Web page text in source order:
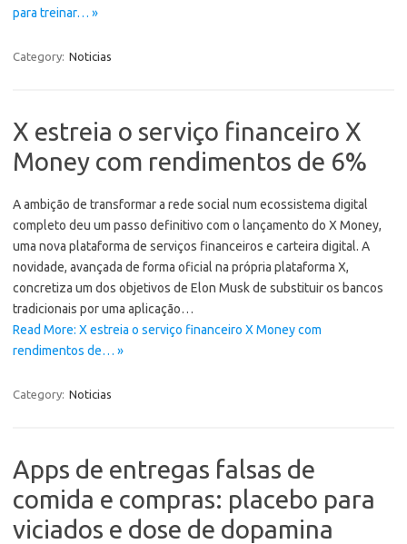
para treinar… »
Category: Noticias
X estreia o serviço financeiro X
Money com rendimentos de 6%
A ambição de transformar a rede social num ecossistema digital
completo deu um passo definitivo com o lançamento do X Money,
uma nova plataforma de serviços financeiros e carteira digital. A
novidade, avançada de forma oficial na própria plataforma X,
concretiza um dos objetivos de Elon Musk de substituir os bancos
tradicionais por uma aplicação…
Read More: X estreia o serviço financeiro X Money com
rendimentos de… »
Category: Noticias
Apps de entregas falsas de
comida e compras: placebo para
viciados e dose de dopamina